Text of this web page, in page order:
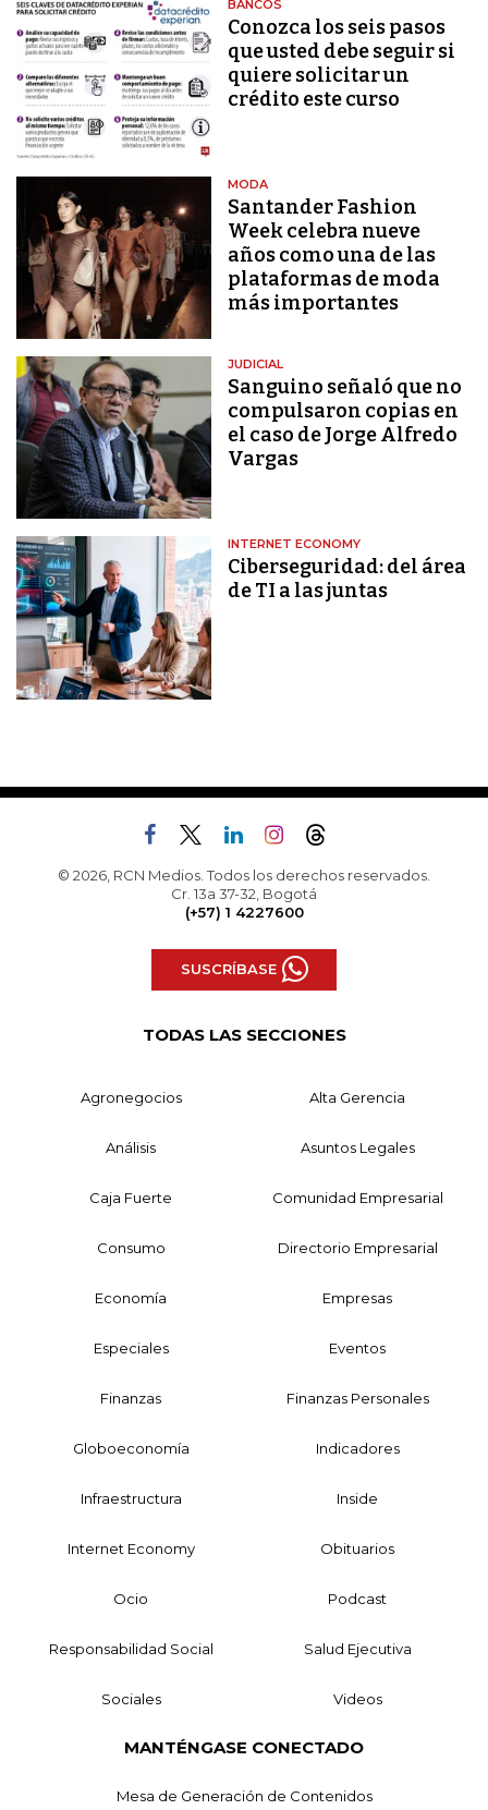
BANCOS
Conozca los seis pasos
que usted debe seguir si
quiere solicitar un
crédito este curso
MODA
Santander Fashion
Week celebra nueve
años como una de las
plataformas de moda
más importantes
JUDICIAL
Sanguino señaló que no
compulsaron copias en
el caso de Jorge Alfredo
Vargas
INTERNET ECONOMY
Ciberseguridad: del área
de TI a las juntas
© 2026, RCN Medios. Todos los derechos reservados.
Cr. 13a 37-32, Bogotá
(+57) 1 4227600
SUSCRÍBASE
TODAS LAS SECCIONES
Agronegocios Alta Gerencia
Análisis Asuntos Legales
Caja Fuerte Comunidad Empresarial
Consumo Directorio Empresarial
Economía Empresas
Especiales Eventos
Finanzas Finanzas Personales
Globoeconomía Indicadores
Infraestructura Inside
Internet Economy Obituarios
Ocio Podcast
Responsabilidad Social Salud Ejecutiva
Sociales Videos
MANTÉNGASE CONECTADO
Mesa de Generación de Contenidos